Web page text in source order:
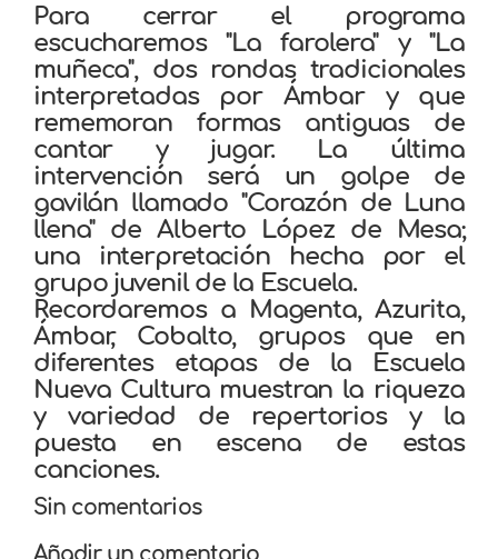
Para cerrar el programa
escucharemos "La farolera" y "La
muñeca", dos rondas tradicionales
interpretadas por Ámbar y que
rememoran formas antiguas de
cantar y jugar. La última
intervención será un golpe de
gavilán llamado "Corazón de Luna
llena" de Alberto López de Mesa;
una interpretación hecha por el
grupo juvenil de la Escuela.
Recordaremos a Magenta, Azurita,
Ámbar, Cobalto, grupos que en
diferentes etapas de la Escuela
Nueva Cultura muestran la riqueza
y variedad de repertorios y la
puesta en escena de estas
canciones.
Sin comentarios
Añadir un comentario